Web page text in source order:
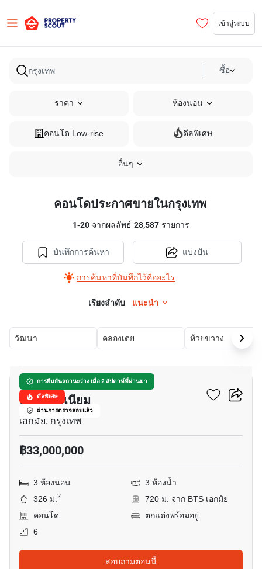
เข้าสู่ระบบ
ซื้อ
ราคา ห้องนอน
คอนโด Low-rise ดีลพิเศษ
อื่นๆ
คอนโดประกาศขายในกรุงเทพ
1-20 จากผลลัพธ์ 28,587 รายการ
บันทึกการค้นหา
การค้นหาที่บันทึกไว้คืออะไร
แบ่งปัน
เรียงลำดับ แนะนำ
วัฒนา คลองเตย ห้วยขวาง
การยืนยันสถานะว่าง เมื่อ 2 สัปดาห์ที่ผ่านมา
ดีลพิเศษ
ผ่านการตรวจสอบแล้ว
คาสเซิลฮิลส์ แมนชั่น
คอนโดมิเนียม
เอกมัย, กรุงเทพ
฿33,000,000
3 ห้องนอน
3 ห้องน้ำ
326 ม.2
720 ม. จาก BTS เอกมัย
คอนโด
ตกแต่งพร้อมอยู่
6
สอบถามตอนนี้